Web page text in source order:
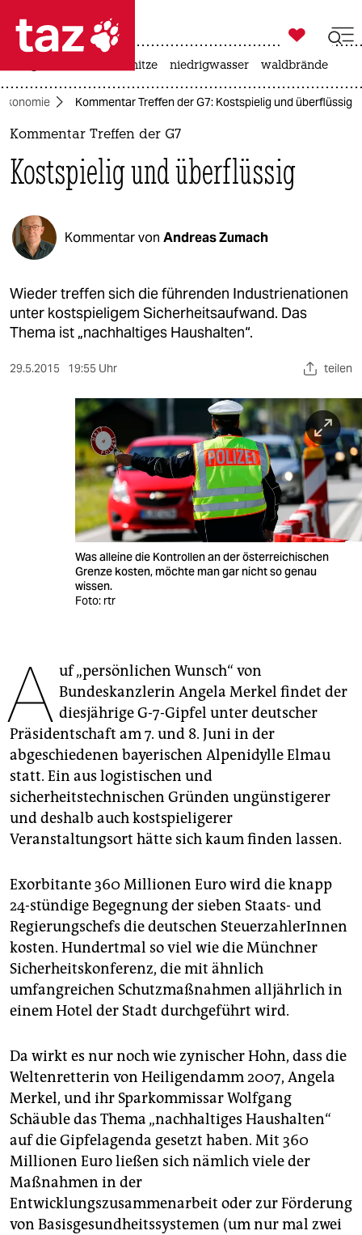
 taz zahl ich
taz zahl ich
politik
öko
gesellschaft
kultur
sport
berlin
wahrheit
veranstaltungen
fragen & hilfe
abo
genossenschaft
epaper login

taz zahl ich
hitze niedrigwasser waldbrände
Kommentar Treffen der G7: Kostspielig und überflüssig
Kommentar Treffen der G7
Kostspielig und überflüssig
Kommentar von Andreas Zumach
Wieder treffen sich die führenden Industrienationen
unter kostspieligem Sicherheitsaufwand. Das
Thema ist „nachhaltiges Haushalten“.
29.5.2015 19:55 Uhr teilen
Was alleine die Kontrollen an der österreichischen
Grenze kosten, möchte man gar nicht so genau
wissen.
Foto: rtr
A uf „persönlichen Wunsch“ von
Bundeskanzlerin Angela Merkel findet der
diesjährige G-7-Gipfel unter deutscher
Präsidentschaft am 7. und 8. Juni in der
abgeschiedenen bayerischen Alpenidylle Elmau
statt. Ein aus logistischen und
sicherheitstechnischen Gründen ungünstigerer
und deshalb auch kostspieligerer
Veranstaltungsort hätte sich kaum finden lassen.
Exorbitante 360 Millionen Euro wird die knapp
24-stündige Begegnung der sieben Staats- und
Regierungschefs die deutschen SteuerzahlerInnen
kosten. Hundertmal so viel wie die Münchner
Sicherheitskonferenz, die mit ähnlich
umfangreichen Schutzmaßnahmen alljährlich in
einem Hotel der Stadt durchgeführt wird.
Da wirkt es nur noch wie zynischer Hohn, dass die
Weltenretterin von Heiligendamm 2007, Angela
Merkel, und ihr Sparkommissar Wolfgang
Schäuble das Thema „nachhaltiges Haushalten“
auf die Gipfelagenda gesetzt haben. Mit 360
Millionen Euro ließen sich nämlich viele der
Maßnahmen in der
Entwicklungszusammenarbeit oder zur Förderung
von Basisgesundheitssystemen (um nur mal zwei